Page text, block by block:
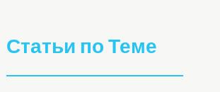
Статьи по Теме